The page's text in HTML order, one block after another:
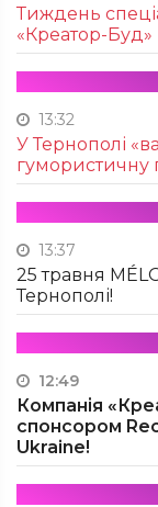
Тиждень
«Креатор-Буд»
13:32
У Тернополі
гумористичну
13:37
25 травня
Тернополі!
12:49
Компанія
спонсором
Ukraine!